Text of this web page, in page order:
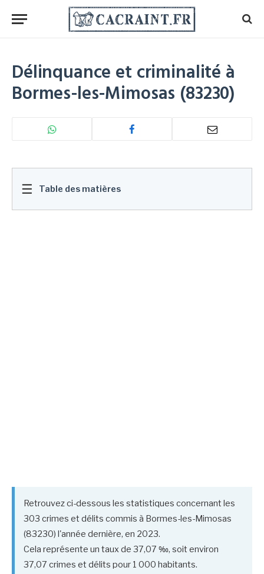
Délinquance et criminalité à
Bormes-les-Mimosas (83230)
☰ Table des matières
Retrouvez ci-dessous les statistiques concernant les
303 crimes et délits commis à Bormes-les-Mimosas
(83230) l'année dernière, en 2023.
Cela représente un taux de 37,07 ‰, soit environ
37,07 crimes et délits pour 1 000 habitants.